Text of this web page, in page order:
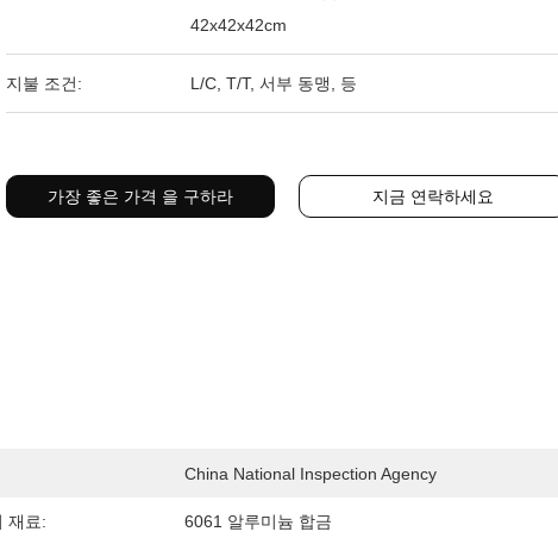
42x42x42cm
지불 조건: L/C, T/T, 서부 동맹, 등
가장 좋은 가격 을 구하라 지금 연락하세요
China National Inspection Agency
재료: 6061 알루미늄 합금